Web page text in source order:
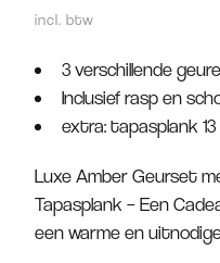
incl. btw
3 verschillende
Inclusief rasp en
extra: tapasplank
Luxe Amber Geurset
Tapasplank – Een
een warme en